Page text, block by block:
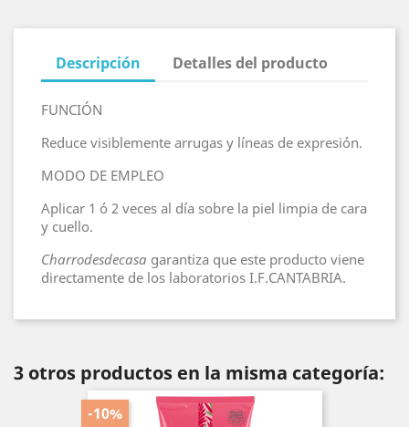
Descripción Detalles del producto
FUNCIÓN
Reduce visiblemente arrugas y líneas de expresión.
MODO DE EMPLEO
Aplicar 1 ó 2 veces al día sobre la piel limpia de cara
y cuello.
Charrodesdecasa garantiza que este producto viene
directamente de los laboratorios I.F.CANTABRIA.
3 otros productos en la misma categoría:
-10%